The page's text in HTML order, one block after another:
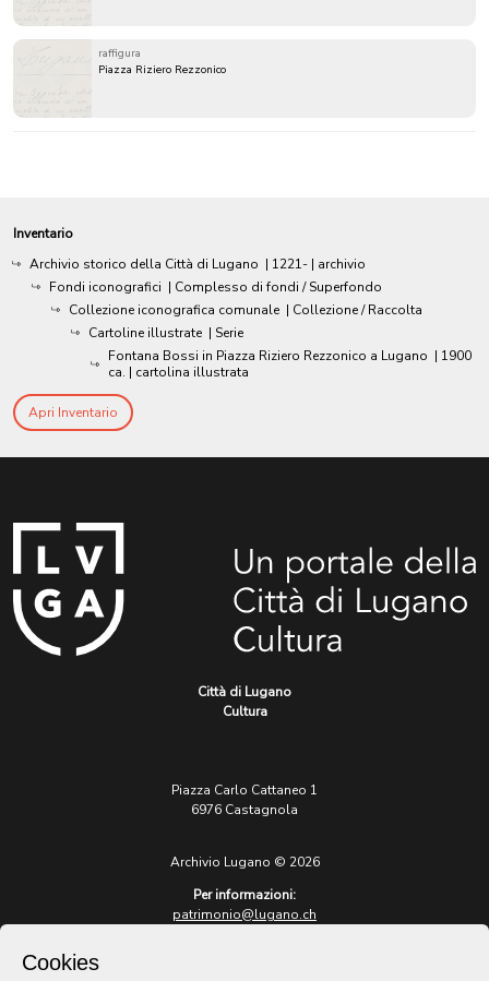
raffigura
Piazza Riziero Rezzonico
Inventario
Archivio storico della Città di Lugano | 1221- | archivio
Fondi iconografici | Complesso di fondi / Superfondo
Collezione iconografica comunale | Collezione / Raccolta
Cartoline illustrate | Serie
Fontana Bossi in Piazza Riziero Rezzonico a Lugano | 1900
ca. | cartolina illustrata
Apri Inventario
Città di Lugano
Cultura
Piazza Carlo Cattaneo 1
6976 Castagnola
Archivio Lugano © 2026
Per informazioni:
patrimonio@lugano.ch
Cookies